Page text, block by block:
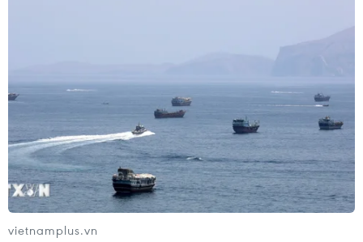
Mù Cang Chải: Điểm sáng trong công
cuộc xóa nhà tạm ở vùng cao Yên Bái
12/03/2025 22:30
Huyện Mù Cang Chải đã thực hiện xóa 771 nhà ở cho
vietnamplus.vn